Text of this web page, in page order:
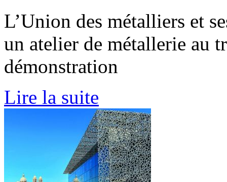
L’Union des métalliers et
un atelier de métallerie au
démonstration
Lire la suite